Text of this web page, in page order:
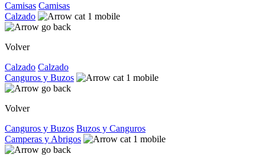
Camisas Camisas
Calzado
Volver
Calzado Calzado
Canguros y Buzos
Volver
Canguros y Buzos Buzos y Canguros
Camperas y Abrigos